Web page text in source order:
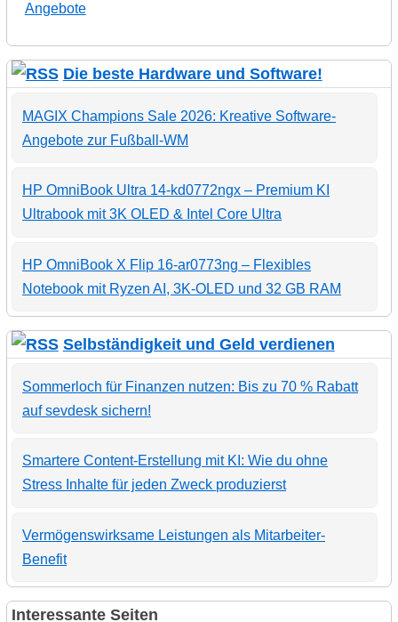
Angebote
Die beste Hardware und Software!
MAGIX Champions Sale 2026: Kreative Software-
Angebote zur Fußball-WM
HP OmniBook Ultra 14-kd0772ngx – Premium KI
Ultrabook mit 3K OLED & Intel Core Ultra
HP OmniBook X Flip 16-ar0773ng – Flexibles
Notebook mit Ryzen AI, 3K-OLED und 32 GB RAM
Selbständigkeit und Geld verdienen
Sommerloch für Finanzen nutzen: Bis zu 70 % Rabatt
auf sevdesk sichern!
Smartere Content-Erstellung mit KI: Wie du ohne
Stress Inhalte für jeden Zweck produzierst
Vermögenswirksame Leistungen als Mitarbeiter-
Benefit
Interessante Seiten